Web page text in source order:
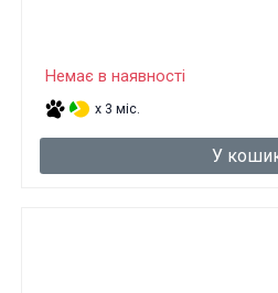
Немає в наявності
x 3 міс.
У